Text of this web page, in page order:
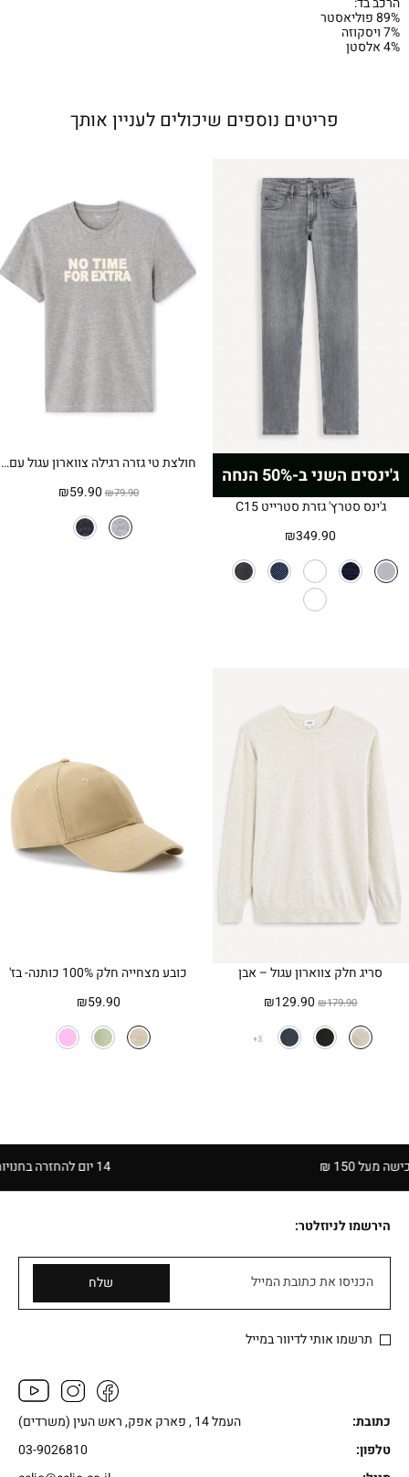
89% פוליאסטר
7% ויסקוזה
4% אלסטן
פריטים נוספים שיכולים לעניין אותך
ג'ינסים השני ב-50% הנחה
ג'ינס סטרץ' גזרת סטרייט C15
₪349.90
חולצת טי גזרה רגילה צווארון עגול עם הדפס – אפור
₪79.90
המחיר
המקורי
היה:
₪59.90
סריג חלק צווארון עגול – אבן
₪179.90
המחיר
היה:
₪129.90 המחיר
הוא:
3
כובע מצחייה חלק 100% כותנה- בז'
₪59.90
150 ₪
הירשמו לניוזלטר:
הכניסו את כתובת המייל שלח
תרשמו אותי לדיוור במייל
כתובת:
העמל 14 , פארק אפק, ראש העין (משרדים)
טלפון:
03-9026810